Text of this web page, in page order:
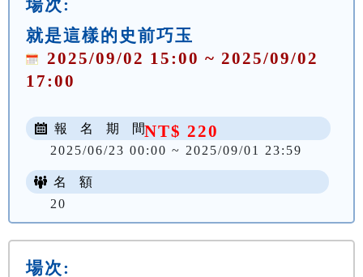
場次:
就是這樣的史前巧玉
2025/09/02 15:00 ~ 2025/09/02
17:00
NT$ 220
報 名 期 間
2025/06/23 00:00 ~ 2025/09/01 23:59
名 額
20
場次: